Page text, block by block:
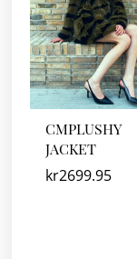
CMPLUSHY
JACKET
kr2699.95